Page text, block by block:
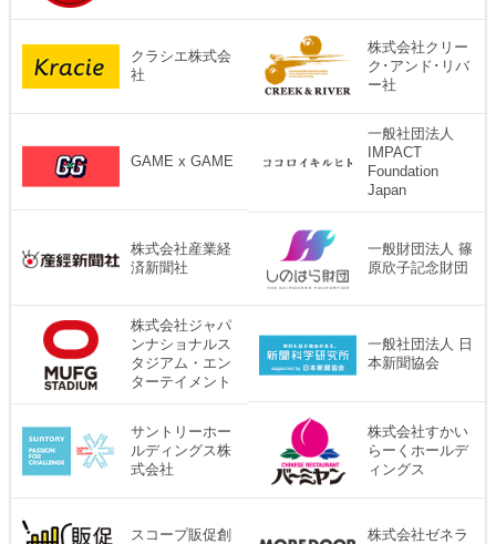
クラシエ株式会
社
株式会社クリー
ク･アンド･リバ
ー社
GAME x GAME
⼀般社団法⼈
IMPACT
Foundation
Japan
株式会社産業経
済新聞社
一般財団法人 篠
原欣子記念財団
株式会社ジャパ
ンナショナルス
タジアム・エン
ターテイメント
一般社団法人 日
本新聞協会
サントリーホー
ルディングス株
式会社
株式会社すかい
らーくホールデ
ィングス
スコープ販促創
株式会社ゼネラ